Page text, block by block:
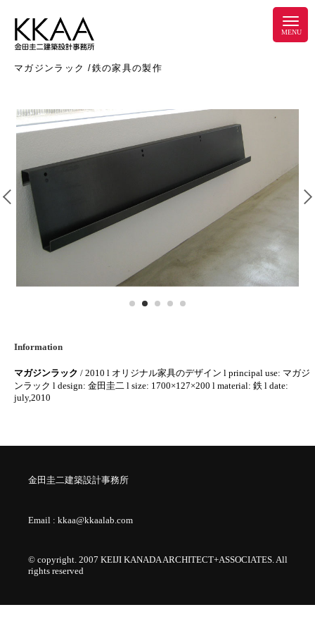
マガジンラック /鉄の家具の製作
1 2 3 4 5
Information
マガジンラック / 2010 l オリジナル家具のデザイン l principal use: マガジ
ンラック l design: 金田圭二 l size: 1700×127×200 l material: 鉄 l date:
july,2010
金田圭二建築設計事務所
Email : kkaa@kkaalab.com
© copyright. 2007 KEIJI KANADA ARCHITECT+ASSOCIATES. All
rights reserved